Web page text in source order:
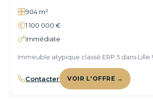
904 m²
1 100 000 €
Immédiate
Immeuble atypique classé ERP 5 dans Lille !
Contacter VOIR L'OFFRE →